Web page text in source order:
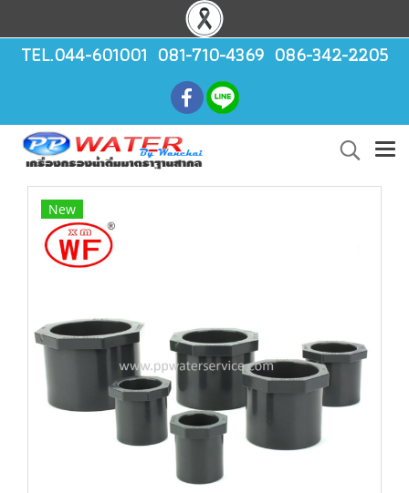
TEL.044-601001 081-710-4369 086-342-2205
New